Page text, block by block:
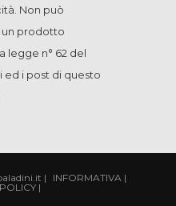
Non può
un prodotto
legge n° 62 del
ed i post di questo
| INFORMATIVA |
|